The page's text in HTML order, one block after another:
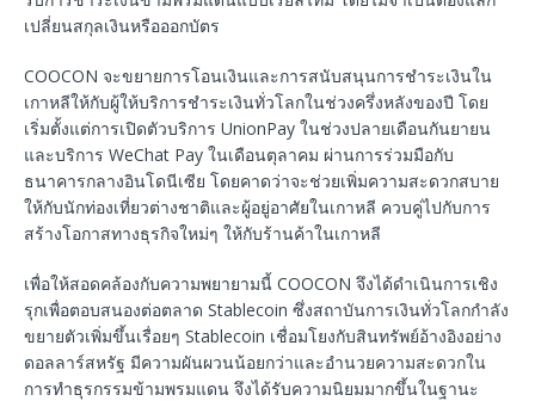
เปลี่ยนสกุลเงินหรือออกบัตร
COOCON จะขยายการโอนเงินและการสนับสนุนการชำระเงินใน
เกาหลีให้กับผู้ให้บริการชำระเงินทั่วโลกในช่วงครึ่งหลังของปี โดย
เริ่มตั้งแต่การเปิดตัวบริการ UnionPay ในช่วงปลายเดือนกันยายน
และบริการ WeChat Pay ในเดือนตุลาคม ผ่านการร่วมมือกับ
ธนาคารกลางอินโดนีเซีย โดยคาดว่าจะช่วยเพิ่มความสะดวกสบาย
ให้กับนักท่องเที่ยวต่างชาติและผู้อยู่อาศัยในเกาหลี ควบคู่ไปกับการ
สร้างโอกาสทางธุรกิจใหม่ๆ ให้กับร้านค้าในเกาหลี
เพื่อให้สอดคล้องกับความพยายามนี้ COOCON จึงได้ดำเนินการเชิง
รุกเพื่อตอบสนองต่อตลาด Stablecoin ซึ่งสถาบันการเงินทั่วโลกกำลัง
ขยายตัวเพิ่มขึ้นเรื่อยๆ Stablecoin เชื่อมโยงกับสินทรัพย์อ้างอิงอย่าง
ดอลลาร์สหรัฐ มีความผันผวนน้อยกว่าและอำนวยความสะดวกใน
การทำธุรกรรมข้ามพรมแดน จึงได้รับความนิยมมากขึ้นในฐานะ